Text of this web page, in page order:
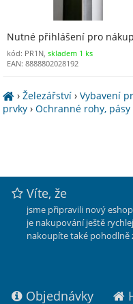
Nutné přihlášení pro nákup
kód: PR1N, skladem 1 ks
EAN: 8888802028192
›Železářství ›Vybavení
prvky ›Ochranné rohy,
Víte, že
jsme připravili nový eshop
je nakupování ještě
nakoupíte také pohodlně
Objednávky